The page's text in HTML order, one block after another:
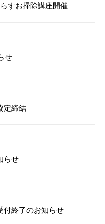
すお掃除講座開催
せ
定締結
らせ
付終了のお知らせ